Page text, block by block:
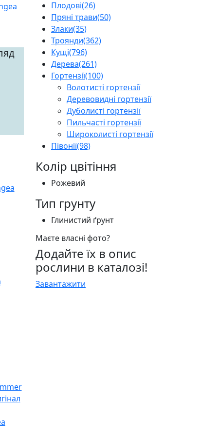
Плодові(26)
Пряні трави(50)
Злаки(35)
Троянди(362)
Кущі(796)
Дерева(261)
Гортензії(100)
Волотисті гортензії
Деревовидні гортензії
Дуболисті гортензії
Пильчасті гортензії
Широколисті гортензії
Півонії(98)
Колір цвітіння
Рожевий
Тип грунту
Глинистий ґрунт
Маєте власні фото?
Додайте їх в опис
рослини в каталозі!
Завантажити